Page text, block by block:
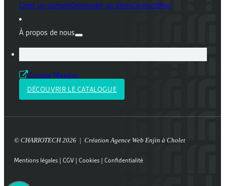
Créer un compteDemander un devisContactBlog
À propos de nous
Groupe Mateloc
DÉCOUVRIR LE CATALOGUE
© CHARIOTECH 2026 | Création Agence Web Enjin à Cholet
Mentions légales | CGV | Cookies | Confidentialité